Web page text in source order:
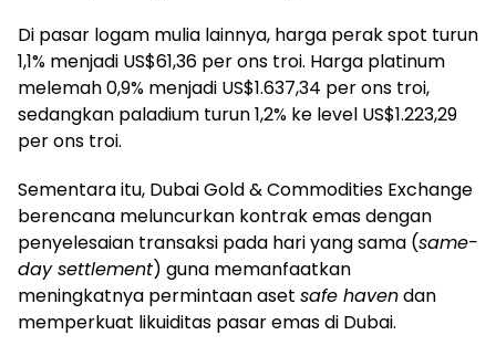
Di pasar logam mulia lainnya, harga perak spot turun
1,1% menjadi US$61,36 per ons troi. Harga platinum
melemah 0,9% menjadi US$1.637,34 per ons troi,
sedangkan paladium turun 1,2% ke level US$1.223,29
per ons troi.
Sementara itu, Dubai Gold & Commodities Exchange
berencana meluncurkan kontrak emas dengan
penyelesaian transaksi pada hari yang sama (same-
day settlement) guna memanfaatkan
meningkatnya permintaan aset safe havendan
memperkuat likuiditas pasar emas di Dubai.